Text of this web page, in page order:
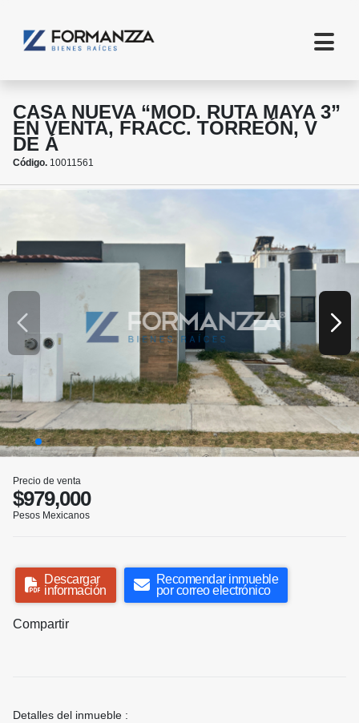
CASA NUEVA “MOD. RUTA MAYA 3”
EN VENTA, FRACC. TORREÓN, V
DE Á
Código. 10011561
Precio de venta
$979,000
Pesos Mexicanos
Descargar
información
Recomendar inmueble
por correo electrónico
Compartir
Detalles del inmueble :